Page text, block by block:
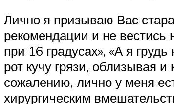
Лично я призываю Вас
рекомендации и не вестись
при 16 градусах», «А я
рот кучу грязи, облизывая
сожалению, лично у меня
хирургическим